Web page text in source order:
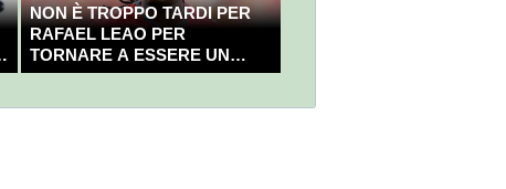
NON È TROPPO TARDI PER
RAFAEL LEAO PER
TORNARE A ESSERE UN
CAMPIONE